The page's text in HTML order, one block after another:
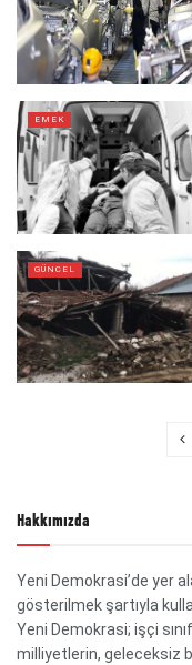
EMEK
GÜNCEL
Hakkımızda
Yeni Demokrasi’de yer
gösterilmek şartıyla
Yeni Demokrasi; işçi
milliyetlerin, geleceksiz